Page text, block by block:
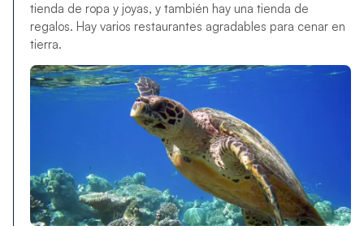
tienda de ropa y joyas, y también hay una tienda de
regalos. Hay varios restaurantes agradables para cenar en
tierra.